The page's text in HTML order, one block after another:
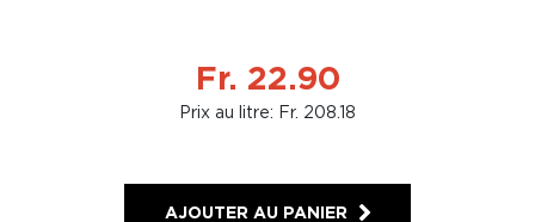
Fr. 22.90
Prix au litre: Fr. 208.18
AJOUTER AU PANIER